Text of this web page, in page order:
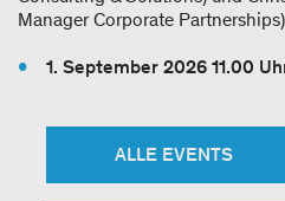
Manager Corporate
1. September 2026 11.00
ALLE EVENTS